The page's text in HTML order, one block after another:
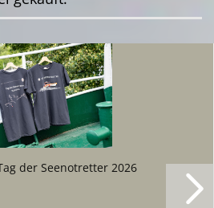
der Seenotretter 2026